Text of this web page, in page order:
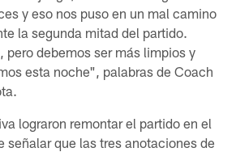
y eso nos puso en un mal camino
la segunda mitad del partido.
pero debemos ser más limpios y
esta noche", palabras de Coach
lograron remontar el partido en el
señalar que las tres anotaciones de